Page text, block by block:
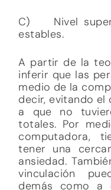
C) Nivel
estables.
A partir de la
inferir que las
medio de la
decir, evitando
a que no
totales. Por
computadora,
tener una
ansiedad.
vinculación
demás como a